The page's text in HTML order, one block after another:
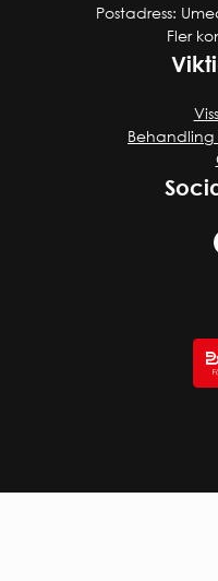
Postadress:
Fler